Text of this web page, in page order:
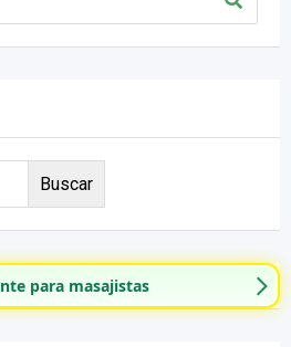
Buscar
para masajistas